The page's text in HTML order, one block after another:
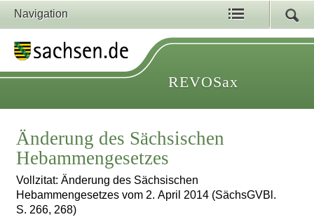
Navigation
REVOSax
Änderung des Sächsischen
Hebammengesetzes
Vollzitat: Änderung des Sächsischen
Hebammengesetzes vom 2. April 2014 (SächsGVBl.
S. 266, 268)